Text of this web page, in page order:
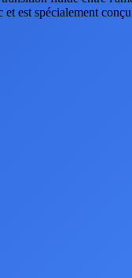
est spécialement